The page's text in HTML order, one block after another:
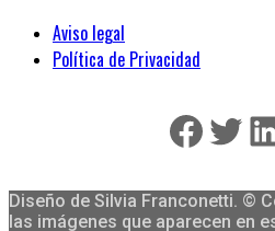
Aviso legal
Política de Privacidad
Diseño de Silvia Franconetti. ©
las imágenes que aparecen en